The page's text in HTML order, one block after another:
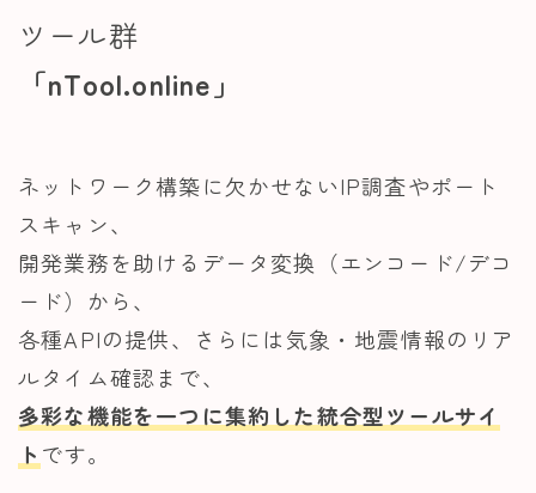
ツール群
「nTool.online」
ネットワーク構築に欠かせないIP調査やポート
スキャン、
開発業務を助けるデータ変換（エンコード/デコ
ード）から、
各種APIの提供、さらには気象・地震情報のリア
ルタイム確認まで、
多彩な機能を一つに集約した統合型ツールサイ
ト です。